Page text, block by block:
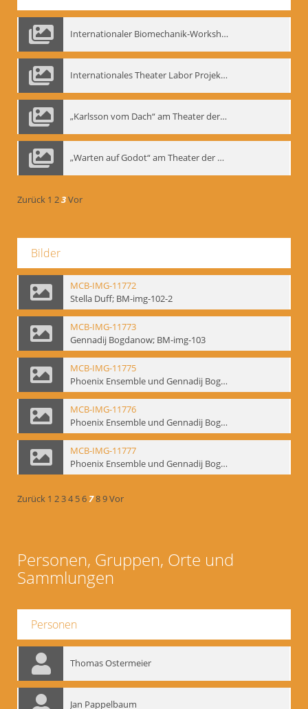
Internationaler Biomechanik-Workshop, Moskau 1993
Internationales Theater Labor Projekt: Play Don Juan
„Karlsson vom Dach“ am Theater der Satire, Moskau 1985
„Warten auf Godot“ am Theater der Saire, Moskau 1980er
Zurück 1 23Vor
Bilder
MCB-IMG-11772
Stella Duff; BM-img-102-2
MCB-IMG-11773
Gennadij Bogdanow; BM-img-103
MCB-IMG-11775
Phoenix Ensemble und Gennadij Bogdanow; BM-img-105-1
MCB-IMG-11776
Phoenix Ensemble und Gennadij Bogdanow; BM-img-105-2
MCB-IMG-11777
Phoenix Ensemble und Gennadij Bogdanow; BM-img-105-3
Zurück 1 234 56789Vor
Personen, Gruppen, Orte und
Sammlungen
Personen
Thomas Ostermeier
Jan Pappelbaum